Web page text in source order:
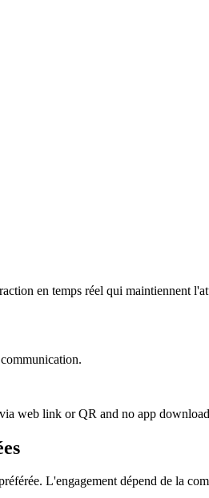
en temps réel qui maintiennent
web link or QR and no app
L'engagement dépend de la